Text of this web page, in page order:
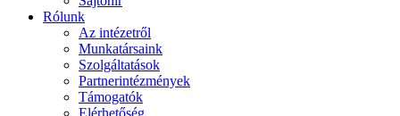
Rólunk
Az intézetről
Munkatársaink
Szolgáltatások
Partnerintézmények
Támogatók
Elérhetőség